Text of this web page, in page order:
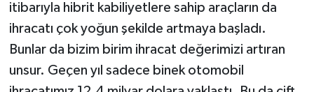
itibarıyla hibrit kabiliyetlere sahip araçların da
ihracatı çok yoğun şekilde artmaya başladı.
Bunlar da bizim birim ihracat değerimizi artıran
unsur. Geçen yıl sadece binek otomobil